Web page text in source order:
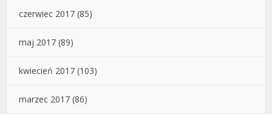
czerwiec 2017 (85)
maj 2017 (89)
kwiecień 2017 (103)
marzec 2017 (86)